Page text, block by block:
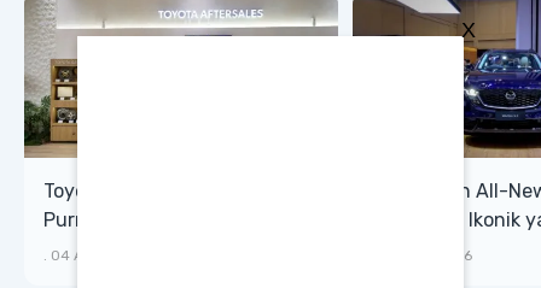
Toyota Perkuat Layanan
Purnajual Lewat T-CARE
XTRA, Manfaat Lebih Besar
04 Agu, 2026
Perubahan All-
CX-5: SUV Ikonik
Bongsor, Mewah,
03 Agu, 2026
X